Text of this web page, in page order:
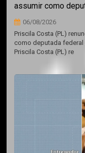
assumir como
06/08/2026
Priscila Costa (PL)
como deputada
Priscila Costa (PL) re